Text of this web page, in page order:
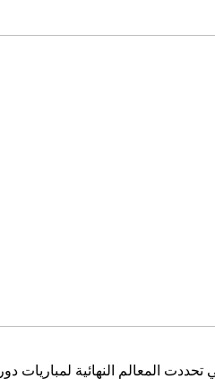
دور 32 , ليكون البرنامج الكامل كالتالي :